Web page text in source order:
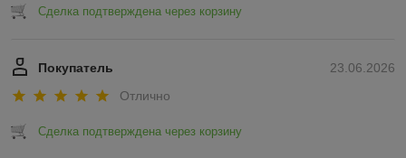
Сделка подтверждена через корзину
23.06.2026
Покупатель
Отлично
Сделка подтверждена через корзину